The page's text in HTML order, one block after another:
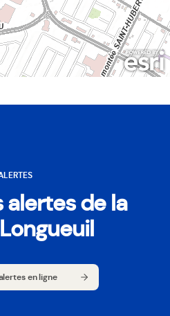
alertes de la
en ligne